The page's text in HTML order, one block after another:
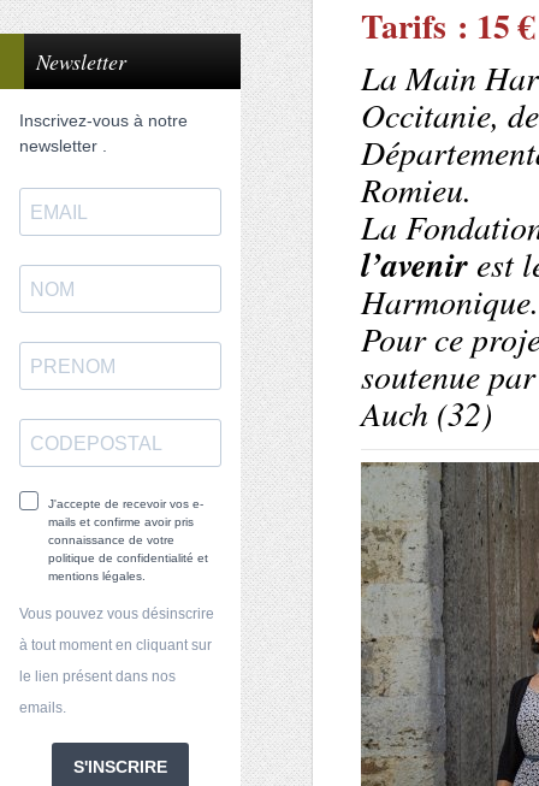
Newsletter
Inscrivez-vous à notre
newsletter .
J'accepte de recevoir vos e-
mails et confirme avoir pris
connaissance de votre
politique de confidentialité et
mentions légales.
Vous pouvez vous désinscrire
à tout moment en cliquant sur
le lien présent dans nos
emails.
S'INSCRIRE
Tarifs : 15
La Main
Occitanie,
Romieu.
La
l’avenirest
Harmonique.
Pour ce
soutenue
Auch (32)